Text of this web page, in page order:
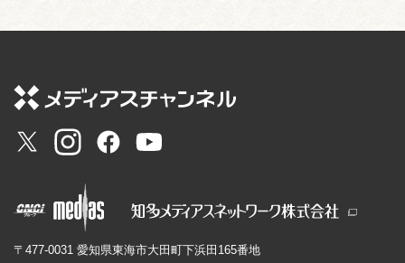
〒477-0031 愛知県東海市大田町下浜田165番地